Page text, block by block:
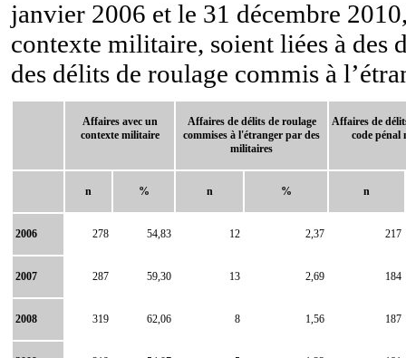
janvier 2006 et le 31 décembre
contexte militaire, soient liées à des
des délits de roulage commis à
Affaires avec un
contexte militaire
Affaires de délits de roulage
commises à l'étranger par des
militaires
Affaires de
code pénal
n % n % n
2006 278 54,83 12 2,37 217
2007 287 59,30 13 2,69 184
2008 319 62,06 8 1,56 187